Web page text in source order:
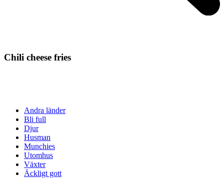
Chili cheese fries
Andra länder
Bli full
Djur
Husman
Munchies
Utomhus
Växter
Äckligt gott